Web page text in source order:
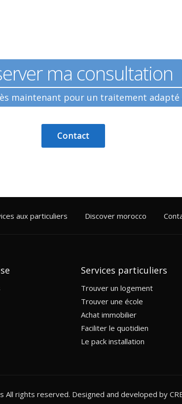
ma consultation
maintenant pour un traitement adapté
Contact
aux particuliers Discover morocco
Services particuliers
Trouver un logement
Trouver une école
Achat immobilier
Faciliter le quotidien
Le pack installation
All rights reserved. Designed and developed by